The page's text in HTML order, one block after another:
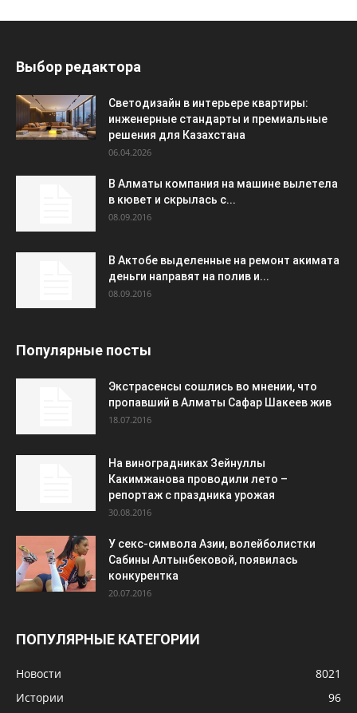
Выбор редактора
Светодизайн в интерьере квартиры:
инженерные стандарты и премиальные
решения для Казахстана
06.04.2026
В Алматы компания на машине вылетела
в кювет и скрылась с...
08.09.2016
В Актобе выделенные на ремонт акимата
деньги направят на полив и...
08.09.2016
Популярные посты
Экстрасенсы сошлись во мнении, что
пропавший в Алматы Сафар Шакеев жив
18.07.2016
На виноградниках Зейнуллы
Какимжанова проводили лето –
репортаж с праздника урожая
30.08.2016
У секс-символа Азии, волейболистки
Сабины Алтынбековой, появилась
конкурентка
20.07.2016
ПОПУЛЯРНЫЕ КАТЕГОРИИ
Новости
8021
Истории
96